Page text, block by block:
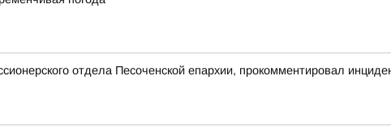
отдела Песоченской епархии, прокомментировал